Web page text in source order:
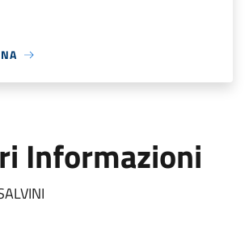
Informazioni